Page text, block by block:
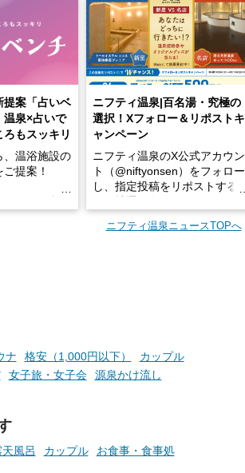
提案「占いベ
温泉×占いで
もスッキリ
、温浴施設の
提案！
気軽に楽し
ニフティ温泉|百名湯・究極の
選択！Xフォロー＆リポストキ
ャンペーン
ニフティ温泉のX公式アカウン
ト（@niftyonsen）をフォロー
し、指定投稿をリポストする
GIFT500円分をプレゼントい
ニフティ温泉ニュースTOPへ
ナ 格安（1,000円以下）
カップル
女子旅・女子会
源泉かけ流し
天風呂 カップル
お食事・食事処